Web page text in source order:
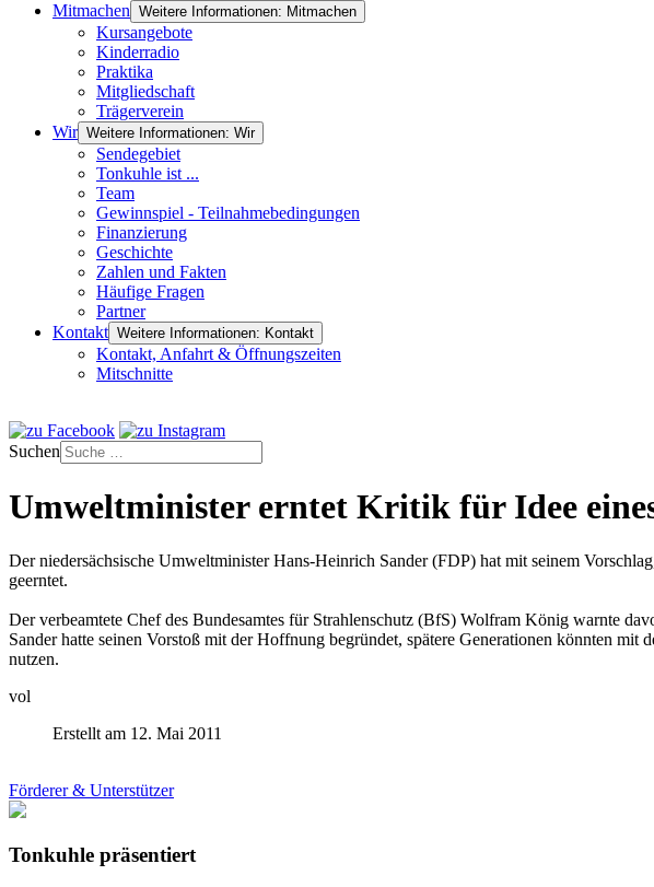
Mitmachen Weitere Informationen: Mitmachen
Kursangebote
Kinderradio
Praktika
Mitgliedschaft
Trägerverein
Wir Weitere Informationen: Wir
Sendegebiet
Tonkuhle ist ...
Team
Gewinnspiel - Teilnahmebedingungen
Finanzierung
Geschichte
Zahlen und Fakten
Häufige Fragen
Partner
Kontakt Weitere Informationen: Kontakt
Kontakt, Anfahrt & Öffnungszeiten
Mitschnitte
Suchen
Umweltminister erntet Kritik für Idee
Der niedersächsische Umweltminister Hans-Heinrich Sander (FDP) hat mit seinem
geerntet.
Der verbeamtete Chef des Bundesamtes für Strahlenschutz (BfS) Wolfram König warnte
Sander hatte seinen Vorstoß mit der Hoffnung begründet, spätere Generationen könnten
nutzen.
vol
Erstellt am 12. Mai 2011
Förderer & Unterstützer
Tonkuhle präsentiert